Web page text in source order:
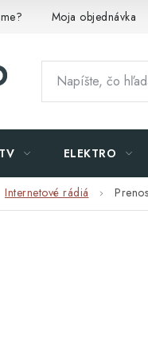
Moja objednávka
ELEKTRO
Internetové rádiá